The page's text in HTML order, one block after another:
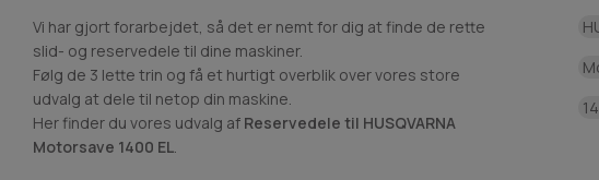
Vi har gjort forarbejdet, så det er nemt for dig at finde de rette
slid- og reservedele til dine maskiner.
Følg de 3 lette trin og få et hurtigt overblik over vores store
udvalg at dele til netop din maskine.
Her finder du vores udvalg af Reservedele til HUSQVARNA
Motorsave 1400 EL.